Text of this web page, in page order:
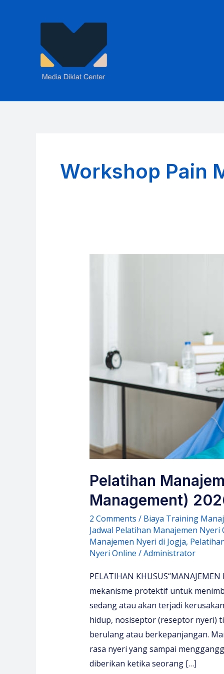
Workshop Pain
Pelatihan
Management)
2 Comments / Biaya Training
Jadwal Pelatihan Manajemen Nyeri
Manajemen Nyeri di Jogja,
Nyeri Online /Administrator
PELATIHAN
mekanisme protektif untuk
sedang atau akan terjadi
hidup, nosiseptor (reseptor nyeri)
berulang atau berkepanjangan.
rasa nyeri yang sampai
diberikan ketika seorang […]